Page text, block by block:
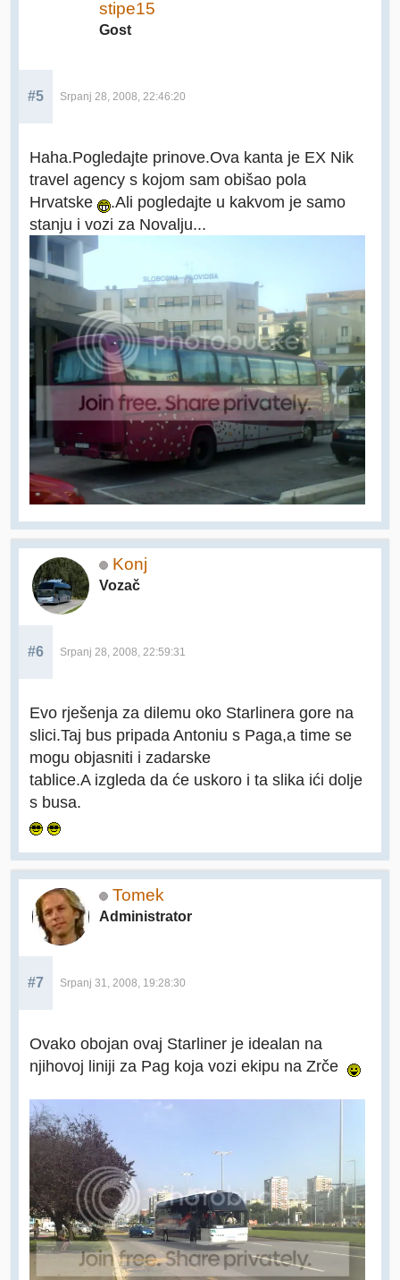
stipe15
Gost
#5 Srpanj 28, 2008, 22:46:20
Haha.Pogledajte prinove.Ova kanta je EX Nik
travel agency s kojom sam obišao pola
Hrvatske
.Ali pogledajte u kakvom je samo
stanju i vozi za Novalju...
Konj
Vozač
#6 Srpanj 28, 2008, 22:59:31
Evo rješenja za dilemu oko Starlinera gore na
slici.Taj bus pripada Antoniu s Paga,a time se
mogu objasniti i zadarske
tablice.A izgleda da će uskoro i ta slika ići dolje
s busa.
Tomek
Administrator
#7 Srpanj 31, 2008, 19:28:30
Ovako obojan ovaj Starliner je idealan na
njihovoj liniji za Pag koja vozi ekipu na Zrče